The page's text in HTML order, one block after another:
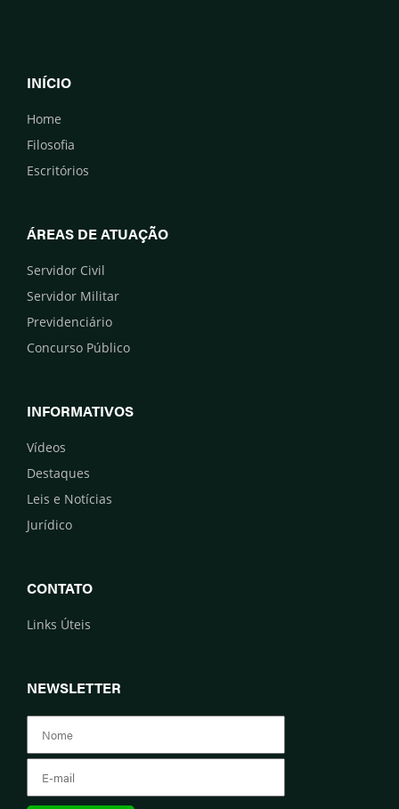
INÍCIO
Home
Filosofia
Escritórios
ÁREAS DE ATUAÇÃO
Servidor Civil
Servidor Militar
Previdenciário
Concurso Público
INFORMATIVOS
Vídeos
Destaques
Leis e Notícias
Jurídico
CONTATO
Links Úteis
NEWSLETTER